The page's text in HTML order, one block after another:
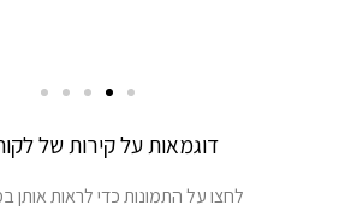
דוגמאות על קירות של
לחצו על התמונות כדי לראות אותן